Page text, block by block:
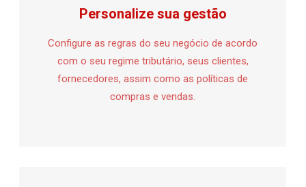
Personalize sua gestão
Configure as regras do seu negócio de acordo
com o seu regime tributário, seus clientes,
fornecedores, assim como as políticas de
compras e vendas.